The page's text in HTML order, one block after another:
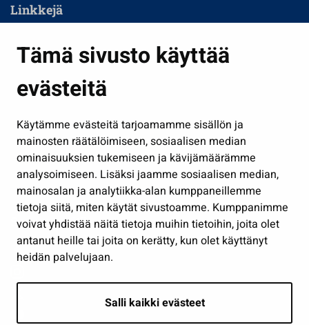
Tämä sivusto käyttää
evästeitä
Käytämme evästeitä tarjoamamme sisällön ja
mainosten räätälöimiseen, sosiaalisen median
ominaisuuksien tukemiseen ja kävijämäärämme
analysoimiseen. Lisäksi jaamme sosiaalisen median,
mainosalan ja analytiikka-alan kumppaneillemme
tietoja siitä, miten käytät sivustoamme. Kumppanimme
voivat yhdistää näitä tietoja muihin tietoihin, joita olet
antanut heille tai joita on kerätty, kun olet käyttänyt
heidän palvelujaan.
Salli kaikki evästeet
Linkkejä
Kasvatus ja opetus
Kulttuuri ja liikunta
Työ ja yrittäminen
Osallistu ja asioi
Näytä omat evästeasetukseni
Seuraa meitä